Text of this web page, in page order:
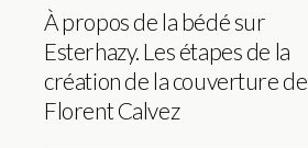
À propos de la bédé sur
Esterhazy. Les étapes de la
création de la couverture de
Florent Calvez